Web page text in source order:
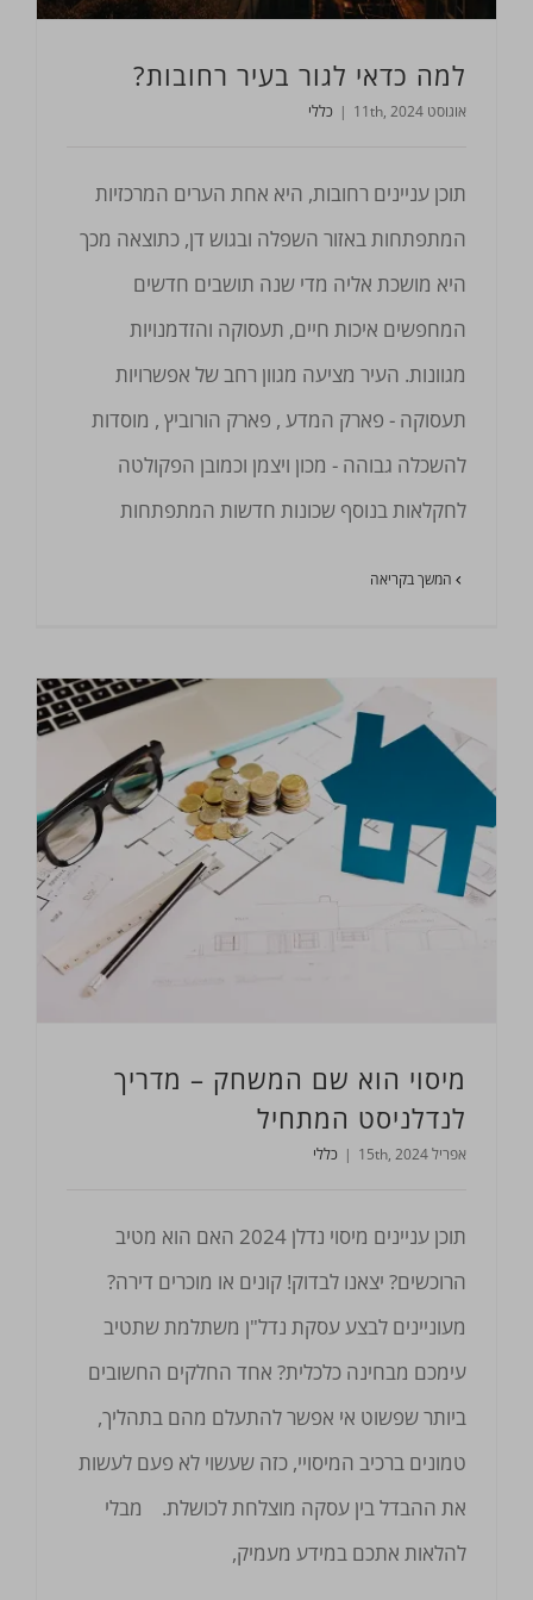
למה כדאי לגור בעיר רחובות?
אוגוסט 11th, 2024 | כללי
תוכן עניינים רחובות, היא אחת הערים המרכזיות
המתפתחות באזור השפלה ובגוש דן, כתוצאה מכך
היא מושכת אליה מדי שנה תושבים חדשים
המחפשים איכות חיים, תעסוקה והזדמנויות
מגוונות. העיר מציעה מגוון רחב של אפשרויות
תעסוקה - פארק המדע , פארק הורוביץ , מוסדות
להשכלה גבוהה - מכון ויצמן וכמובן הפקולטה
לחקלאות בנוסף שכונות חדשות המתפתחות
המשך בקריאה
מיסוי הוא שם המשחק – מדריך
לנדלניסט המתחיל
אפריל 15th, 2024 | כללי
תוכן עניינים מיסוי נדלן 2024 האם הוא מטיב
הרוכשים? יצאנו לבדוק! קונים או מוכרים דירה?
מעוניינים לבצע עסקת נדל"ן משתלמת שתטיב
עימכם מבחינה כלכלית? אחד החלקים החשובים
ביותר שפשוט אי אפשר להתעלם מהם בתהליך,
טמונים ברכיב המיסויי, כזה שעשוי לא פעם לעשות
את ההבדל בין עסקה מוצלחת לכושלת. מבלי
להלאות אתכם במידע מעמיק,